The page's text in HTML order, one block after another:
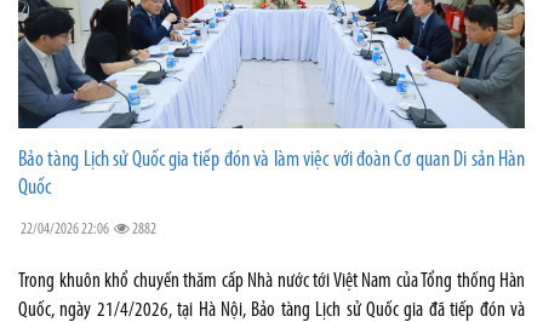
Bảo tàng Lịch sử Quốc gia tiếp đón và làm việc với đoàn Cơ quan Di sản Hàn
Quốc
22/04/2026 22:06 2882
Trong khuôn khổ chuyến thăm cấp Nhà nước tới Việt Nam của Tổng thống Hàn
Quốc, ngày 21/4/2026, tại Hà Nội, Bảo tàng Lịch sử Quốc gia đã tiếp đón và